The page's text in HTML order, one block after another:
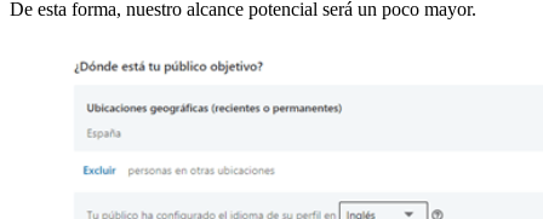
De esta forma, nuestro alcance potencial será un poco mayor.